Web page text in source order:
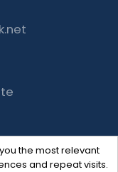
the most relevant
and repeat visits.